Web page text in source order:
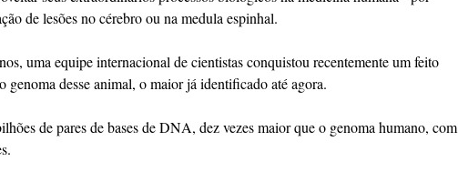
de lesões no cérebro ou na medula espinhal.
uma equipe internacional de cientistas conquistou recentemente um feito
genoma desse animal, o maior já identificado até agora.
de pares de bases de DNA, dez vezes maior que o genoma humano, com